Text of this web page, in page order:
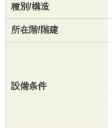
種別/構造
所在階/階建
設備条件